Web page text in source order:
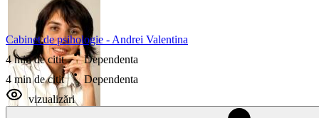
Cabinet de psihologie - Andrei Valentina
4 min de citit
Dependenta
4 min de citit
Dependenta
vizualizări